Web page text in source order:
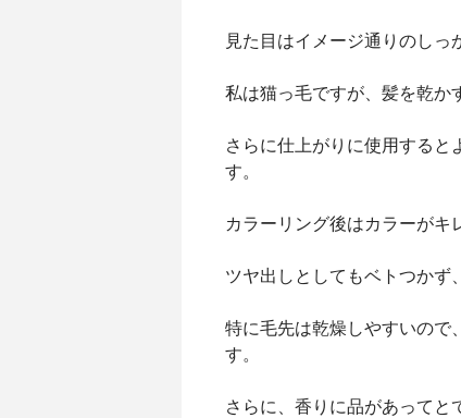
見た目はイメージ通りのしっ
私は猫っ毛ですが、髪を乾か
さらに仕上がりに使用すると
す。
カラーリング後はカラーがキ
ツヤ出しとしてもベトつかず
特に毛先は乾燥しやすいので
す。
さらに、香りに品があってと